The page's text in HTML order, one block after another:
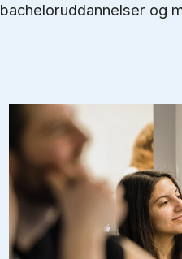
bacheloruddannelser og